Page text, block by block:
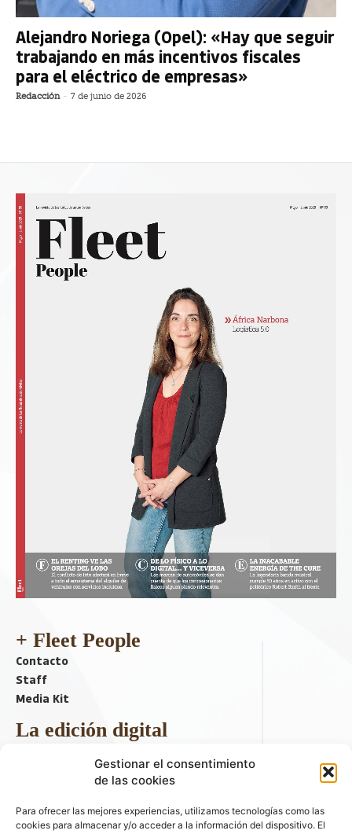
Gestionar el consentimiento
de las cookies
Para ofrecer las mejores experiencias, utilizamos tecnologías como las
cookies para almacenar y/o acceder a la información del dispositivo. El
Alejandro Noriega (Opel): «Hay que seguir
trabajando en más incentivos fiscales
para el eléctrico de empresas»
Redacción - 7 de junio de 2026
+ Fleet People
Contacto
Staff
Media Kit
La edición digital
Descargar último ejemplar
ir a hemeroteca
+ Contenido en redes sociales